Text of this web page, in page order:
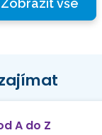
Zobrazit vše
A do Z